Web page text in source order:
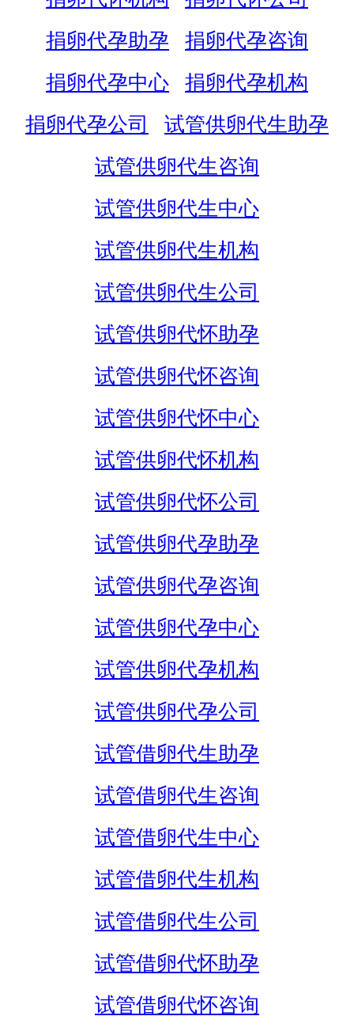
捐卵代孕助孕
捐卵代孕咨询
捐卵代孕中心
捐卵代孕机构
捐卵代孕公司
试管供卵代生助孕
试管供卵代生咨询
试管供卵代生中心
试管供卵代生机构
试管供卵代生公司
试管供卵代怀助孕
试管供卵代怀咨询
试管供卵代怀中心
试管供卵代怀机构
试管供卵代怀公司
试管供卵代孕助孕
试管供卵代孕咨询
试管供卵代孕中心
试管供卵代孕机构
试管供卵代孕公司
试管借卵代生助孕
试管借卵代生咨询
试管借卵代生中心
试管借卵代生机构
试管借卵代生公司
试管借卵代怀助孕
试管借卵代怀咨询